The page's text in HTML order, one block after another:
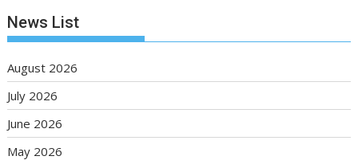
News List
August 2026
July 2026
June 2026
May 2026